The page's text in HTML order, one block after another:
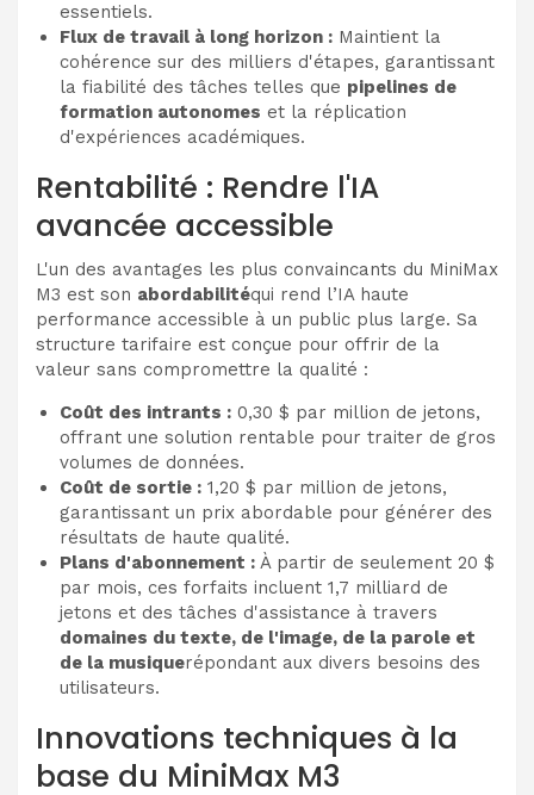
essentiels.
Flux de travail à long horizon : Maintient la
cohérence sur des milliers d'étapes, garantissant
la fiabilité des tâches telles que pipelines de
formation autonomes et la réplication
d'expériences académiques.
Rentabilité : Rendre l'IA
avancée accessible
L'un des avantages les plus convaincants du MiniMax
M3 est son abordabilitéqui rend l’IA haute
performance accessible à un public plus large. Sa
structure tarifaire est conçue pour offrir de la
valeur sans compromettre la qualité :
Coût des intrants : 0,30 $ par million de jetons,
offrant une solution rentable pour traiter de gros
volumes de données.
Coût de sortie : 1,20 $ par million de jetons,
garantissant un prix abordable pour générer des
résultats de haute qualité.
Plans d'abonnement : À partir de seulement 20 $
par mois, ces forfaits incluent 1,7 milliard de
jetons et des tâches d'assistance à travers
domaines du texte, de l'image, de la parole et
de la musiquerépondant aux divers besoins des
utilisateurs.
Innovations techniques à la
base du MiniMax M3